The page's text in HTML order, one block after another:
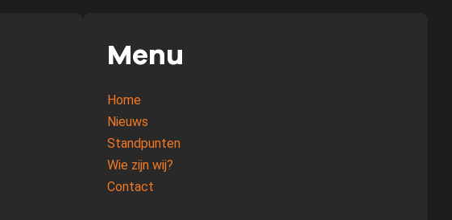
Menu
Home
Nieuws
Standpunten
Wie zijn wij?
Contact